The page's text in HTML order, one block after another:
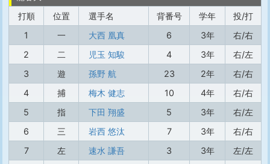
打順
位置 選手名 背番号 学年
投/打
1
一 大西 凰真 6 3年
右/右
2
二 児玉 知駿 4 3年
右/左
3
遊 孫野 航 23 2年
右/右
4
捕 梅木 健志 10 4年
右/右
5
指 下田 翔盛 5 3年
右/左
6
三 岩西 悠汰 7 3年
右/右
7
左 速水 謙吾 3 3年
左/左